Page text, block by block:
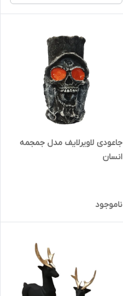
جاعودی لاویرلایف مدل جمجمه
انسان
ناموجود